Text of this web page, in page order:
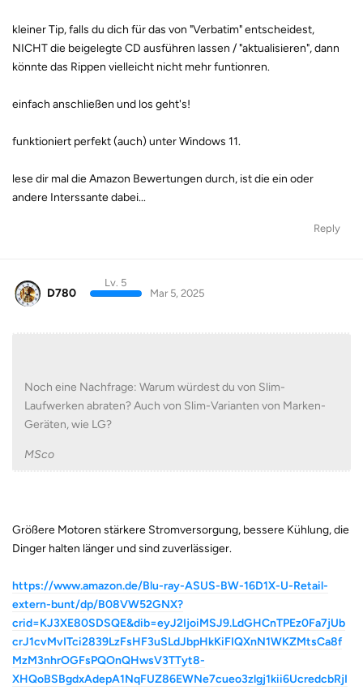
kleiner Tip, falls du dich für das von "Verbatim" entscheidest,
NICHT die beigelegte CD ausführen lassen / "aktualisieren", dann
könnte das Rippen vielleicht nicht mehr funtionren.
einfach anschließen und los geht's!
funktioniert perfekt (auch) unter Windows 11.
lese dir mal die Amazon Bewertungen durch, ist die ein oder
andere Interssante dabei...
Reply
D780
Lv. 5
Mar 5, 2025
Noch eine Nachfrage: Warum würdest du von Slim-
Laufwerken abraten? Auch von Slim-Varianten von Marken-
Geräten, wie LG?
MSco
Größere Motoren stärkere Stromversorgung, bessere Kühlung, die
Dinger halten länger und sind zuverlässiger.
https://www.amazon.de/Blu-ray-ASUS-BW-16D1X-U-Retail-
extern-bunt/dp/B08VW52GNX?
crid=KJ3XE80SDSQE&dib=eyJ2IjoiMSJ9.LdGHCnTPEz0Fa7jUb
crJ1cvMvITci2839LzFsHF3uSLdJbpHkKiFIQXnN1WKZMtsCa8f
MzM3nhrOGFsPQOnQHwsV3TTyt8-
XHQoBSBgdxAdepA1NqFUZ86EWNe7cueo3zlgj1kii6UcredcbRjI